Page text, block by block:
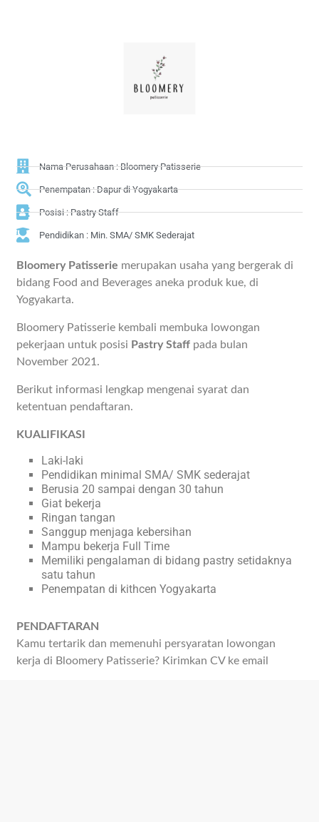
Nama Perusahaan : Bloomery Patisserie
Penempatan : Dapur di Yogyakarta
Posisi : Pastry Staff
Pendidikan : Min. SMA/ SMK Sederajat
Bloomery Patisserie merupakan usaha yang bergerak di
bidang Food and Beverages aneka produk kue, di
Yogyakarta.
Bloomery Patisserie kembali membuka lowongan
pekerjaan untuk posisi Pastry Staff pada bulan
November 2021.
Berikut informasi lengkap mengenai syarat dan
ketentuan pendaftaran.
KUALIFIKASI
Laki-laki
Pendidikan minimal SMA/ SMK sederajat
Berusia 20 sampai dengan 30 tahun
Giat bekerja
Ringan tangan
Sanggup menjaga kebersihan
Mampu bekerja Full Time
Memiliki pengalaman di bidang pastry setidaknya
satu tahun
Penempatan di kithcen Yogyakarta
PENDAFTARAN
Kamu tertarik dan memenuhi persyaratan lowongan
kerja di Bloomery Patisserie? Kirimkan CV ke email